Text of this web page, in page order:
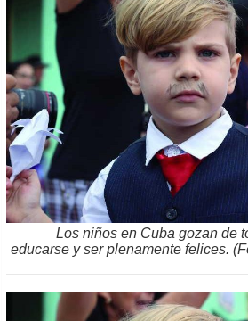
Los niños en Cuba gozan de
educarse y ser plenamente felices.